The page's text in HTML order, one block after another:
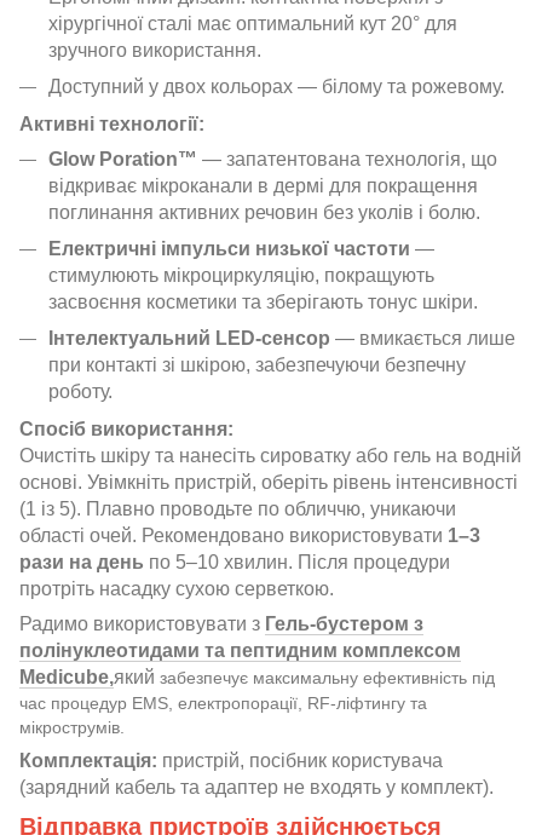
хірургічної сталі має оптимальний кут 20° для
зручного використання.
Доступний у двох кольорах — білому та рожевому.
Активні технології:
Glow Poration™ — запатентована технологія, що
відкриває мікроканали в дермі для покращення
поглинання активних речовин без уколів і болю.
Електричні імпульси низької частоти —
стимулюють мікроциркуляцію, покращують
засвоєння косметики та зберігають тонус шкіри.
Інтелектуальний LED-сенсор — вмикається лише
при контакті зі шкірою, забезпечуючи безпечну
роботу.
Спосіб використання:
Очистіть шкіру та нанесіть сироватку або гель на водній
основі. Увімкніть пристрій, оберіть рівень інтенсивності
(1 із 5). Плавно проводьте по обличчю, уникаючи
області очей. Рекомендовано використовувати 1–3
рази на день по 5–10 хвилин. Після процедури
протріть насадку сухою серветкою.
Радимо використовувати з Гель-бустером з
полінуклеотидами та пептидним комплексом
Medicube,який забезпечує максимальну ефективність під
час процедур EMS, електропорації, RF-ліфтингу та
мікрострумів.
Комплектація: пристрій, посібник користувача
(зарядний кабель та адаптер не входять у комплект).
Відправка пристроїв здійснюється